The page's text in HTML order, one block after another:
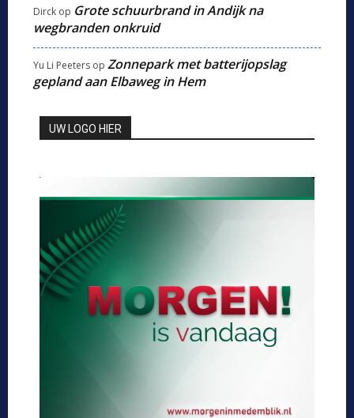
Dirck op Grote schuurbrand in Andijk na
wegbranden onkruid
Yu Li Peeters op Zonnepark met batterijopslag
gepland aan Elbaweg in Hem
UW LOGO HIER